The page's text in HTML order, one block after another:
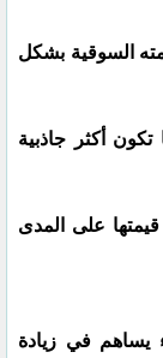
السوقية بشكل
أكثر جاذبية
على المدى
يساهم في زيادة